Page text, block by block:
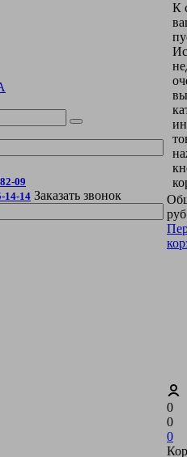
09
14-14 Заказать звонок
К
0
0
0